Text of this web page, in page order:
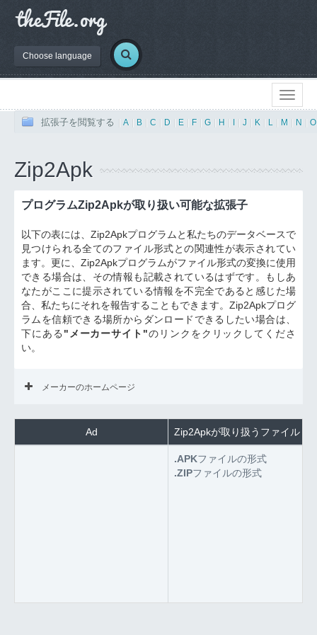
Choose language
拡張子を閲覧する A B C D E F G H J K L M N O
Zip2Apk
プログラムZip2Apkが取り扱い可能な拡張子
以下の表には、Zip2Apkプログラムと私たちのデータベースで
見つけられる全てのファイル形式との関連性が表示されてい
ます。更に、Zip2Apkプログラムがファイル形式の変換に使用
できる場合は、その情報も記載されているはずです。もしあ
なたがここに提示されている情報を不完全であると感じた場
合、私たちにそれを報告することもできます。Zip2Apkプログ
ラムを信頼できる場所からダンロードできるしたい場合は、
下にある "メーカーサイト"のリンクをクリックしてくださ
い。
メーカーのホームページ
Ad Zip2Apkが取り扱うファイル
.APKファイルの形式
.ZIPファイルの形式